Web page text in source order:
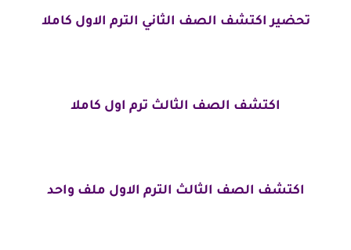
تحضير اكتشف الصف الثاني الترم الاول كاملا
اكتشف الصف الثالث ترم اول كاملا
اكتشف الصف الثالث الترم الاول ملف واحد